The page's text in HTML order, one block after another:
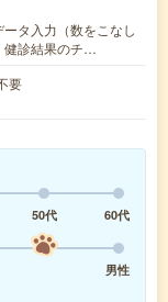
タ入力（数をこなし
健診結果のチ…
要
50代
60代
男性